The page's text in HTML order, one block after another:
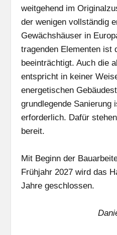
weitgehend im
der wenigen vollständig
Gewächshäuser in
tragenden Elementen ist
beeinträchtigt. Auch die
entspricht in keiner
energetischen
grundlegende Sanierung
erforderlich. Dafür
bereit.
Mit Beginn der
Frühjahr 2027 wird das
Jahre geschlossen.